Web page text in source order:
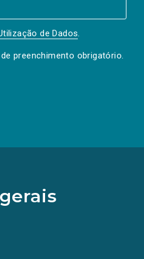
de Dados.
preenchimento obrigatório.